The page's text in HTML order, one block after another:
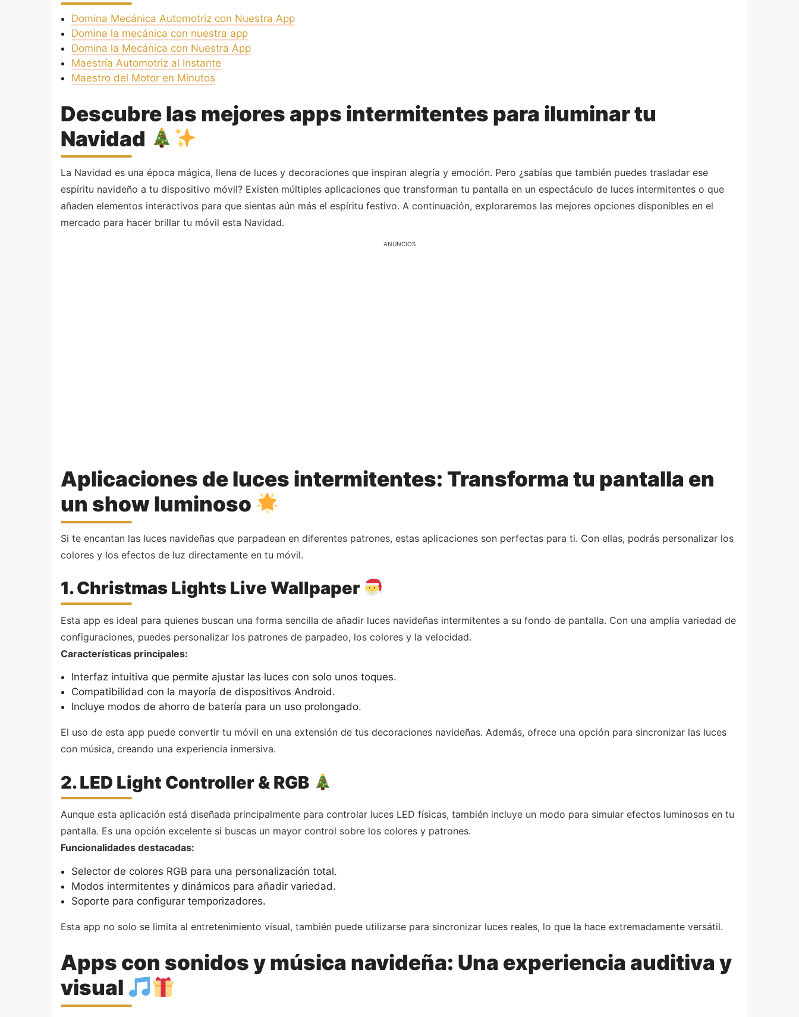
Domina Mecánica Automotriz con Nuestra App
Domina la mecánica con nuestra app
Domina la Mecánica con Nuestra App
Maestría Automotriz al Instante
Maestro del Motor en Minutos
Descubre las mejores apps intermitentes para iluminar tu
Navidad
La Navidad es una época mágica, llena de luces y decoraciones que inspiran alegría y emoción. Pero ¿sabías que también puedes trasladar ese
espíritu navideño a tu dispositivo móvil? Existen múltiples aplicaciones que transforman tu pantalla en un espectáculo de luces intermitentes o que
añaden elementos interactivos para que sientas aún más el espíritu festivo. A continuación, exploraremos las mejores opciones disponibles en el
mercado para hacer brillar tu móvil esta Navidad.
ANÚNCIOS
Aplicaciones de luces intermitentes: Transforma tu pantalla en
un show luminoso
Si te encantan las luces navideñas que parpadean en diferentes patrones, estas aplicaciones son perfectas para ti. Con ellas, podrás personalizar los
colores y los efectos de luz directamente en tu móvil.
1. Christmas Lights Live Wallpaper
Esta app es ideal para quienes buscan una forma sencilla de añadir luces navideñas intermitentes a su fondo de pantalla. Con una amplia variedad de
configuraciones, puedes personalizar los patrones de parpadeo, los colores y la velocidad.
Características principales:
Interfaz intuitiva que permite ajustar las luces con solo unos toques.
Compatibilidad con la mayoría de dispositivos Android.
Incluye modos de ahorro de batería para un uso prolongado.
El uso de esta app puede convertir tu móvil en una extensión de tus decoraciones navideñas. Además, ofrece una opción para sincronizar las luces
con música, creando una experiencia inmersiva.
2. LED Light Controller & RGB
Aunque esta aplicación está diseñada principalmente para controlar luces LED físicas, también incluye un modo para simular efectos luminosos en tu
pantalla. Es una opción excelente si buscas un mayor control sobre los colores y patrones.
Funcionalidades destacadas:
Selector de colores RGB para una personalización total.
Modos intermitentes y dinámicos para añadir variedad.
Soporte para configurar temporizadores.
Esta app no solo se limita al entretenimiento visual, también puede utilizarse para sincronizar luces reales, lo que la hace extremadamente versátil.
Apps con sonidos y música navideña: Una experiencia auditiva y
visual